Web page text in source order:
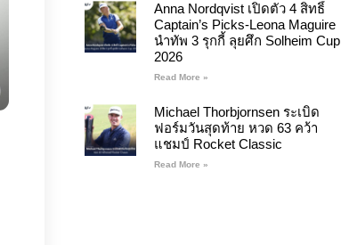
Anna Nordqvist เปิดตัว 4 สิทธิ์
Captain’s Picks-Leona Maguire
นำทัพ 3 รุกกี้ ลุยศึก Solheim Cup
2026
Read More »
Michael Thorbjornsen ระเบิด
ฟอร์มวันสุดท้าย หวด 63 คว้า
แชมป์ Rocket Classic
Read More »